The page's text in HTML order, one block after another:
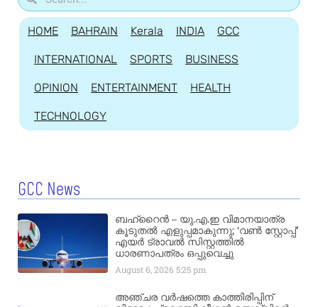
HOME BAHRAIN Kerala INDIA GCC
INTERNATIONAL SPORTS BUSINESS
OPINION ENTERTAINMENT HEALTH
TECHNOLOGY
GCC News
ബഹ്‌റൈൻ – യു.എ.ഇ വിമാനയാത്ര
കൂടുതൽ എളുപ്പമാകുന്നു; ‘വൺ സ്റ്റോപ്പ്’
എയർ ട്രാവൽ സിസ്റ്റത്തിൽ
ധാരണാപത്രം ഒപ്പുവെച്ചു
August 6, 20265:25 pm
അഞ്ചര വർഷത്തെ കാത്തിരിപ്പിന്